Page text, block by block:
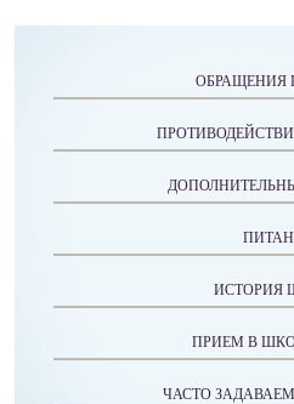
ОБРАЩЕНИЯ
ИСТОРИЯ
ПРИЕМ В
ЧАСТО